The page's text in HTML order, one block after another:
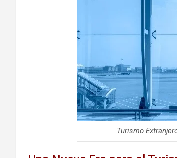
Turismo